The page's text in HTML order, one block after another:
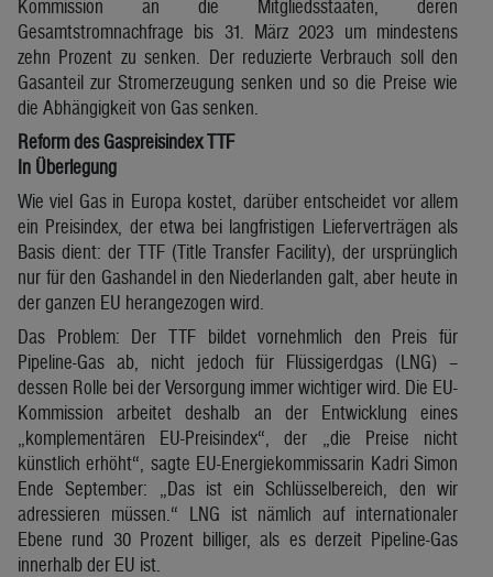
Kommission an die Mitgliedsstaaten, deren
Gesamtstromnachfrage bis 31. März 2023 um mindestens
zehn Prozent zu senken. Der reduzierte Verbrauch soll den
Gasanteil zur Stromerzeugung senken und so die Preise wie
die Abhängigkeit von Gas senken.
Reform des Gaspreisindex TTF
In Überlegung
Wie viel Gas in Europa kostet, darüber entscheidet vor allem
ein Preisindex, der etwa bei langfristigen Lieferverträgen als
Basis dient: der TTF (Title Transfer Facility), der ursprünglich
nur für den Gashandel in den Niederlanden galt, aber heute in
der ganzen EU herangezogen wird.
Das Problem: Der TTF bildet vornehmlich den Preis für
Pipeline-Gas ab, nicht jedoch für Flüssigerdgas (LNG) –
dessen Rolle bei der Versorgung immer wichtiger wird. Die EU-
Kommission arbeitet deshalb an der Entwicklung eines
„komplementären EU-Preisindex“, der „die Preise nicht
künstlich erhöht“, sagte EU-Energiekommissarin Kadri Simon
Ende September: „Das ist ein Schlüsselbereich, den wir
adressieren müssen.“ LNG ist nämlich auf internationaler
Ebene rund 30 Prozent billiger, als es derzeit Pipeline-Gas
innerhalb der EU ist.